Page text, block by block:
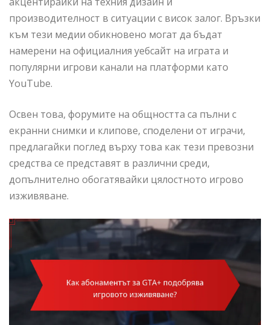
производителност в ситуации с висок залог. Връзки
към тези медии обикновено могат да бъдат
намерени на официалния уебсайт на играта и
популярни игрови канали на платформи като
YouTube.
Освен това, форумите на общността са пълни с
екранни снимки и клипове, споделени от играчи,
предлагайки поглед върху това как тези превозни
средства се представят в различни среди,
допълнително обогатявайки цялостното игрово
изживяване.